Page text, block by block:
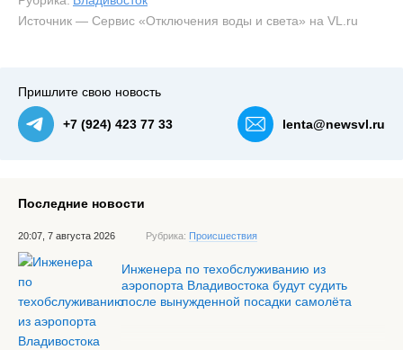
Источник — Сервис «Отключения воды и света» на VL.ru
#2
Пришлите свою новость
+7 (924) 423 77 33 lenta@newsvl.ru
Последние новости
20:07, 7 августа 2026 Рубрика: Происшествия
Инженера по техобслуживанию из
аэропорта Владивостока будут судить
после вынужденной посадки самолёта